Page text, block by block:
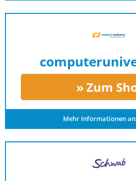
Zum
Mehr Informationen